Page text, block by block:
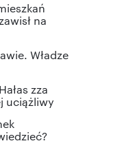
na
Władze
zza
uciążliwy